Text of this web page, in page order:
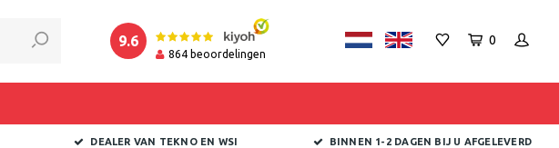
9.6
864 beoordelingen
0
DEALER VAN TEKNO EN WSI BINNEN 1-2 DAGEN BIJ U AFGELEVERD